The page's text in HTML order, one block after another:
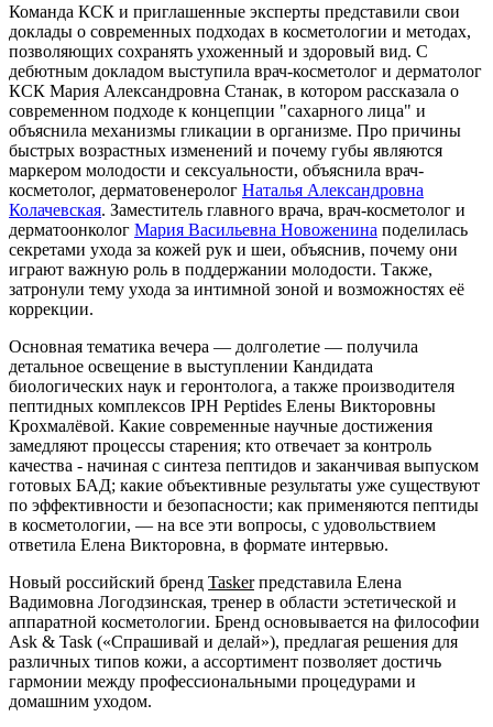
Команда КСК и приглашенные эксперты представили свои
доклады о современных подходах в косметологии и методах,
позволяющих сохранять ухоженный и здоровый вид. С
дебютным докладом выступила врач-косметолог и дерматолог
КСК Мария Александровна Станак, в котором рассказала о
современном подходе к концепции "сахарного лица" и
объяснила механизмы гликации в организме. Про причины
быстрых возрастных изменений и почему губы являются
маркером молодости и сексуальности, объяснила врач-
косметолог, дерматовенеролог Наталья Александровна
Колачевская. Заместитель главного врача, врач-косметолог и
дерматоонколог Мария Васильевна Новоженина поделилась
секретами ухода за кожей рук и шеи, объяснив, почему они
играют важную роль в поддержании молодости. Также,
затронули тему ухода за интимной зоной и возможностях её
коррекции.
Основная тематика вечера — долголетие — получила
детальное освещение в выступлении Кандидата
биологических наук и геронтолога, а также производителя
пептидных комплексов IPH Peptides Елены Викторовны
Крохмалёвой. Какие современные научные достижения
замедляют процессы старения; кто отвечает за контроль
качества - начиная с синтеза пептидов и заканчивая выпуском
готовых БАД; какие объективные результаты уже существуют
по эффективности и безопасности; как применяются пептиды
в косметологии, — на все эти вопросы, с удовольствием
ответила Елена Викторовна, в формате интервью.
Новый российский бренд Taskerпредставила Елена
Вадимовна Логодзинская, тренер в области эстетической и
аппаратной косметологии. Бренд основывается на философии
Ask & Task («Спрашивай и делай»), предлагая решения для
различных типов кожи, а ассортимент позволяет достичь
гармонии между профессиональными процедурами и
домашним уходом.